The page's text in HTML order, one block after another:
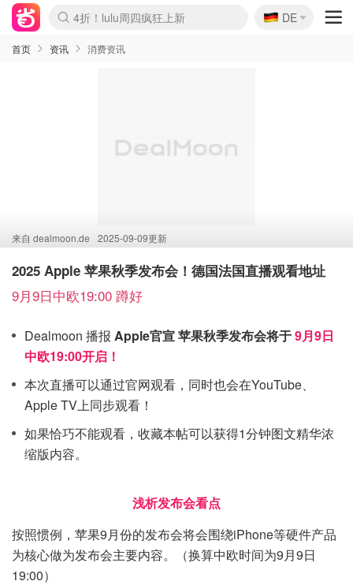
Boticinal 夏促开抢！
4折！lulu周四疯狂上新
还没结束！&OtherStories大促
Joybuy变相75折 随时失效
速领！Stanley独家85折
疑似霸哥！Camper额外叠85折
Zalando 奥莱闪促！每日更新
Moncler反季囤！5折起+叠9折
Coach Brooklyn仅€192
🇩🇪
DE
首页 资讯 消费资讯
来自 dealmoon.de 2025-09-09更新
2025 Apple 苹果秋季发布会！德国法国直播观看地址
9月9日中欧19:00 蹲好
Dealmoon 播报 Apple官宣 苹果秋季发布会将于9月9日
中欧19:00开启！
本次直播可以通过官网观看，同时也会在YouTube、
Apple TV上同步观看！
如果恰巧不能观看，收藏本帖可以获得1分钟图文精华浓
缩版内容。
浅析发布会看点
按照惯例，苹果9月份的发布会将会围绕iPhone等硬件产品
为核心做为发布会主要内容。（换算中欧时间为9月9日
19:00）